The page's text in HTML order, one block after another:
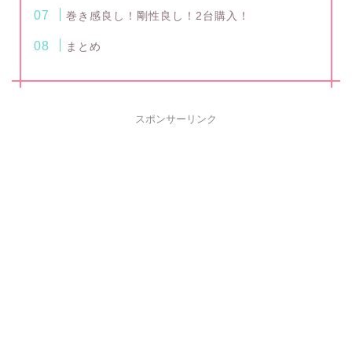
巻き感良し！剛性良し！2台購入！
まとめ
スポンサーリンク